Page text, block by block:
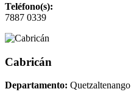
Teléfono(s):
7887 0339
Cabricán
Departamento: Quetzaltenango